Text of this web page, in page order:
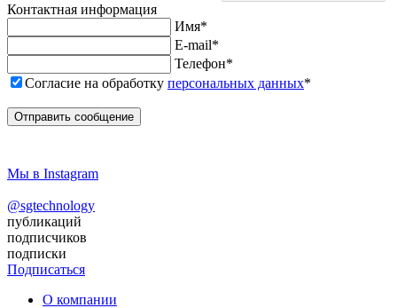
Контактная информация
Имя*
E-mail*
Телефон*
Согласие на обработку персональных данных*
Отправить сообщение
Мы в Instagram
@sgtechnology
публикаций
подписчиков
подписки
Подписаться
О компании